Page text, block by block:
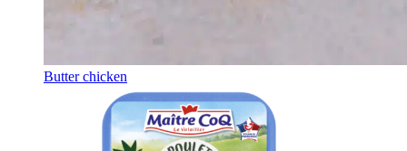
Butter chicken